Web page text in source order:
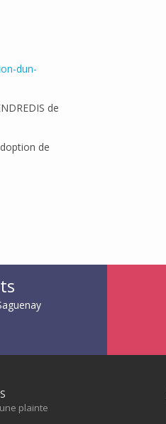
dun-
de
de
plainte